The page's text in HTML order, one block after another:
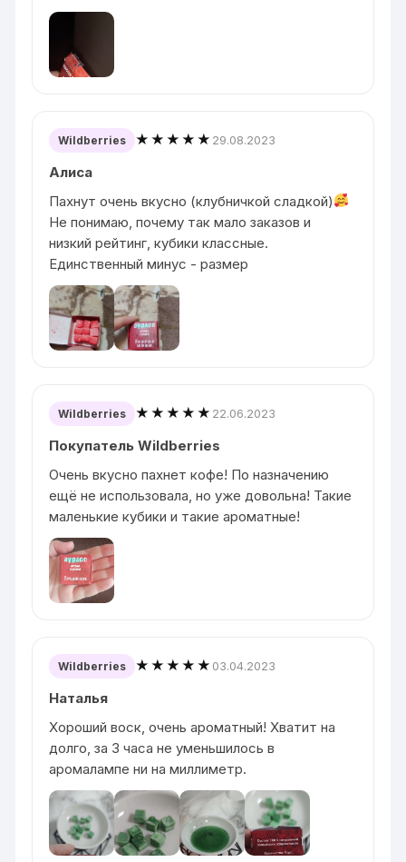
Wildberries ★★★★★ 29.08.2023
Алиса
Пахнут очень вкусно (клубничкой сладкой)
Не понимаю, почему так мало заказов и
низкий рейтинг, кубики классные.
Единственный минус - размер
Wildberries ★★★★★ 22.06.2023
Покупатель Wildberries
Очень вкусно пахнет кофе! По назначению
ещё не использовала, но уже довольна! Такие
маленькие кубики и такие ароматные!
Wildberries ★★★★★ 03.04.2023
Наталья
Хороший воск, очень ароматный! Хватит на
долго, за 3 часа не уменьшилось в
аромалампе ни на миллиметр.